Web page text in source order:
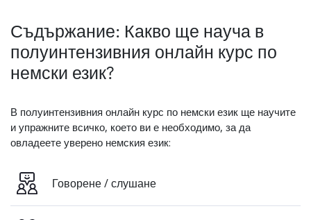
Съдържание: Какво ще науча в
полуинтензивния онлайн курс по
немски език?
В полуинтензивния онлайн курс по немски език ще научите
и упражните всичко, което ви е необходимо, за да
овладеете уверено немския език:
Говорене / слушане